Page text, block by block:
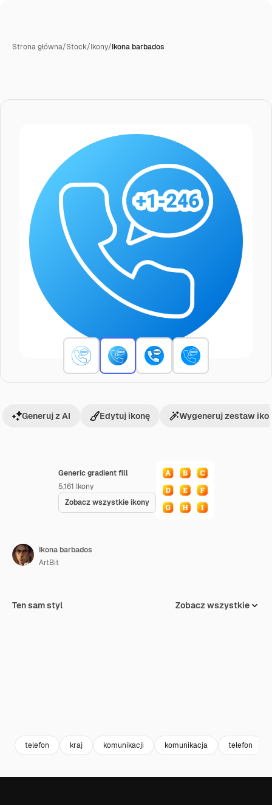
Strona główna/Stock/Ikony/Ikona barbados
Generic gradient fill
5,161 Ikony
Zobacz wszystkie ikony
Generuj z AI Edytuj ikonę Wygeneruj zestaw
Ikona barbados
ArtBit
Ten sam styl Zobacz wszystkie
telefon kraj komunikacji komunikacja telefon